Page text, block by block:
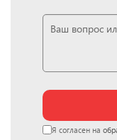
Я согласен на